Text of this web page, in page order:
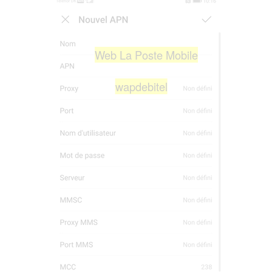
wapdebitel
Web La Poste Mobile